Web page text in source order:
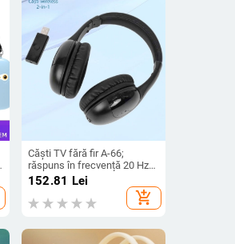
Căști TV fără fir A-66;
răspuns în frecvență 20 Hz–
20 kHz; impedanță 32 Ω;
152.81 Lei
add_shopping_cart